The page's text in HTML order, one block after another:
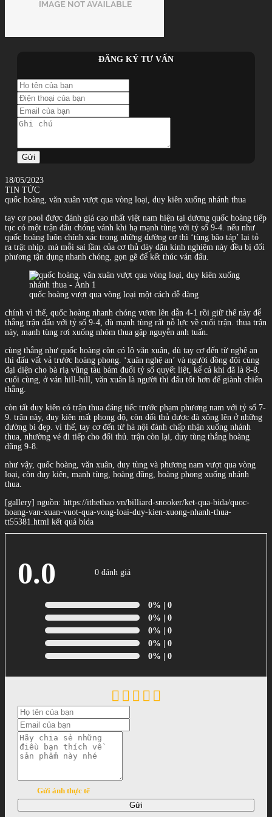
ĐĂNG KÝ TƯ VẤN
Gửi
18/05/2023
TIN TỨC
quốc hoàng, văn xuân vượt qua vòng loại, duy kiên xuống nhánh thua
tay cơ pool được đánh giá cao nhất việt nam hiện tại dương quốc hoàng tiếp
tục có một trận đấu chóng vánh khi hạ mạnh tùng với tỷ số 9-4. nếu như
quốc hoàng luôn chính xác trong những đường cơ thì ‘tùng bão táp’ lại tỏ
ra trật nhịp. mà mỗi sai lầm của cơ thủ dày dặn kinh nghiệm này đều bị đối
phương tận dụng nhanh chóng, gọn gẽ để kết thúc ván đấu.
quốc hoàng vượt qua vòng loại một cách dễ dàng
chính vì thế, quốc hoàng nhanh chóng vươn lên dẫn 4-1 rồi giữ thế này để
thắng trận đấu với tỷ số 9-4, dù mạnh tùng rất nỗ lực về cuối trận. thua trận
này, mạnh tùng rơi xuống nhóm thua gặp nguyễn anh tuấn.
cùng thắng như quốc hoàng còn có lô văn xuân, dù tay cơ đến từ nghệ an
thi đấu vất vả trước hoàng phong. ‘xuân nghệ an’ và người đồng đội cùng
đại diện cho bà riạ vũng tàu bám đuổi tỷ số quyết liệt, kể cả khi đã là 8-8.
cuối cùng, ở ván hill-hill, văn xuân là người thi đấu tốt hơn để giành chiến
thắng.
còn tất duy kiên có trận thua đáng tiếc trước phạm phương nam với tỷ số 7-
9. trận này, duy kiên mất phong độ, còn đối thủ được đà xông lên ở những
đường bi đẹp. vì thế, tay cơ đến từ hà nội đành chấp nhận xuống nhánh
thua, nhường vé đi tiếp cho đối thủ. trận còn lại, duy tùng thắng hoàng
dũng 9-8.
như vậy, quốc hoàng, văn xuân, duy tùng và phương nam vượt qua vòng
loại, còn duy kiên, mạnh tùng, hoàng dũng, hoàng phong xuống nhánh
thua.
[gallery] nguồn: https://ithethao.vn/billiard-snooker/ket-qua-bida/quoc-
hoang-van-xuan-vuot-qua-vong-loai-duy-kien-xuong-nhanh-thua-
tt55381.html kết quả bida
0.0 0 đánh giá
0% | 0
0% | 0
0% | 0
0% | 0
0% | 0
Gửi ảnh thực tế
Gửi